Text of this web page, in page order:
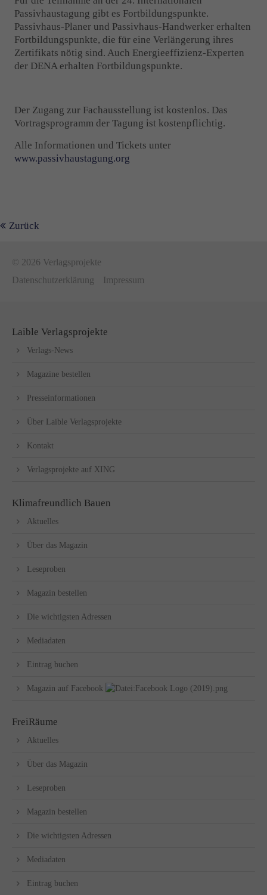
Passivhaustagung gibt es Fortbildungspunkte.
Passivhaus-Planer und Passivhaus-Handwerker erhalten
Fortbildungspunkte, die für eine Verlängerung ihres
Zertifikats nötig sind. Auch Energieeffizienz-Experten
der DENA erhalten Fortbildungspunkte.
Der Zugang zur Fachausstellung ist kostenlos. Das
Vortragsprogramm der Tagung ist kostenpflichtig.
Alle Informationen und Tickets unter
www.passivhaustagung.org
Zurück
© 2026 Verlagsprojekte
Datenschutzerklärung
Impressum
Laible Verlagsprojekte
Verlags-News
Magazine bestellen
Presseinformationen
Über Laible Verlagsprojekte
Kontakt
Verlagsprojekte auf XING
Klimafreundlich Bauen
Aktuelles
Über das Magazin
Leseproben
Magazin bestellen
Die wichtigsten Adressen
Mediadaten
Eintrag buchen
Magazin auf Facebook
FreiRäume
Aktuelles
Über das Magazin
Leseproben
Magazin bestellen
Die wichtigsten Adressen
Mediadaten
Eintrag buchen